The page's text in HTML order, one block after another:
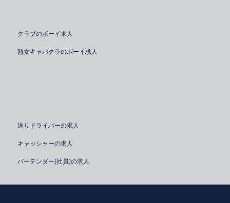
クラブのボーイ求人
熟女キャバクラのボーイ求人
送りドライバーの求人
キャッシャーの求人
バーテンダー(社員)の求人